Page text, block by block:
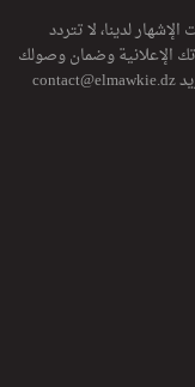
لدينا، لا تتردد
الإعلانية وضمان وصولك
contact@elmawkie.dz